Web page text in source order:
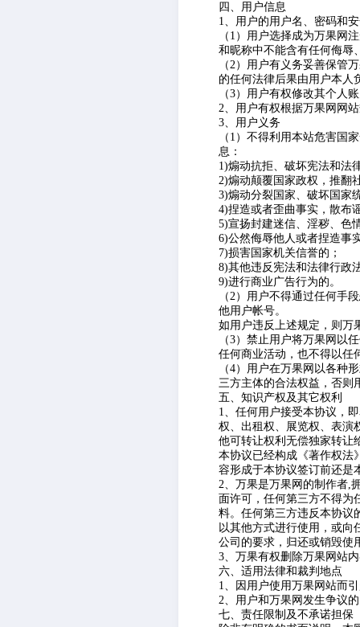
四、用户信息
1、用户的用户名、密码和
（1）用户选择成为万果网
和昵称中不能含有任何侮辱
（2）用户有义务妥善保管
的任何法律后果由用户本人
（3）用户有权修改其个人
2、用户有权根据万果网网
3、用户义务
（1）不得利用本站危害国
息：
1)煽动抗拒、破坏宪法和法
2)煽动颠覆国家政权，推翻
3)煽动分裂国家、破坏国家
4)捏造或者歪曲事实，散布
5)宣扬封建迷信、淫秽、色
6)公然侮辱他人或者捏造事
7)损害国家机关信誉的；
8)其他违反宪法和法律行政
9)进行商业广告行为的。
（2）用户不得通过任何手
他用户帐号。
如用户违反上述规定，则万
（3）禁止用户将万果网以
任何商业活动，也不得以任
（4）用户在万果网以各种
三方主体的合法权益，否则
五、知识产权及其它权利
1、任何用户接受本协议，
权、出租权、展览权、表演
他可转让权利无偿独家转让
本协议已经构成《著作权法
容形成于本协议签订前还是
2、万果是万果网的制作者,
面许可，任何第三方不得为
料。任何第三方违反本协议
以其他方式进行使用，或向
公司的要求，归还或销毁使
3、万果有权删除万果网站
六、适用法律和裁判地点
1、因用户使用万果网站而
2、用户和万果网发生争议
七、责任限制及不承诺担保